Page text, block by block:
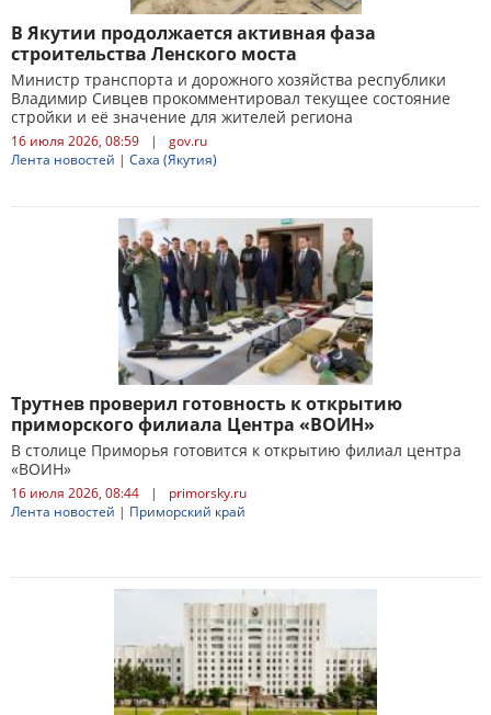
В Якутии продолжается активная фаза
строительства Ленского моста
Министр транспорта и дорожного хозяйства республики
Владимир Сивцев прокомментировал текущее состояние
стройки и её значение для жителей региона
16 июля 2026, 08:59 |
gov.ru
Лента новостей | Саха (Якутия)
Трутнев проверил готовность к открытию
приморского филиала Центра «ВОИН»
В столице Приморья готовится к открытию филиал центра
«ВОИН»
16 июля 2026, 08:44 |
primorsky.ru
Лента новостей | Приморский край